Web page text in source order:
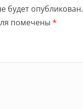
будет опубликован.
помечены *